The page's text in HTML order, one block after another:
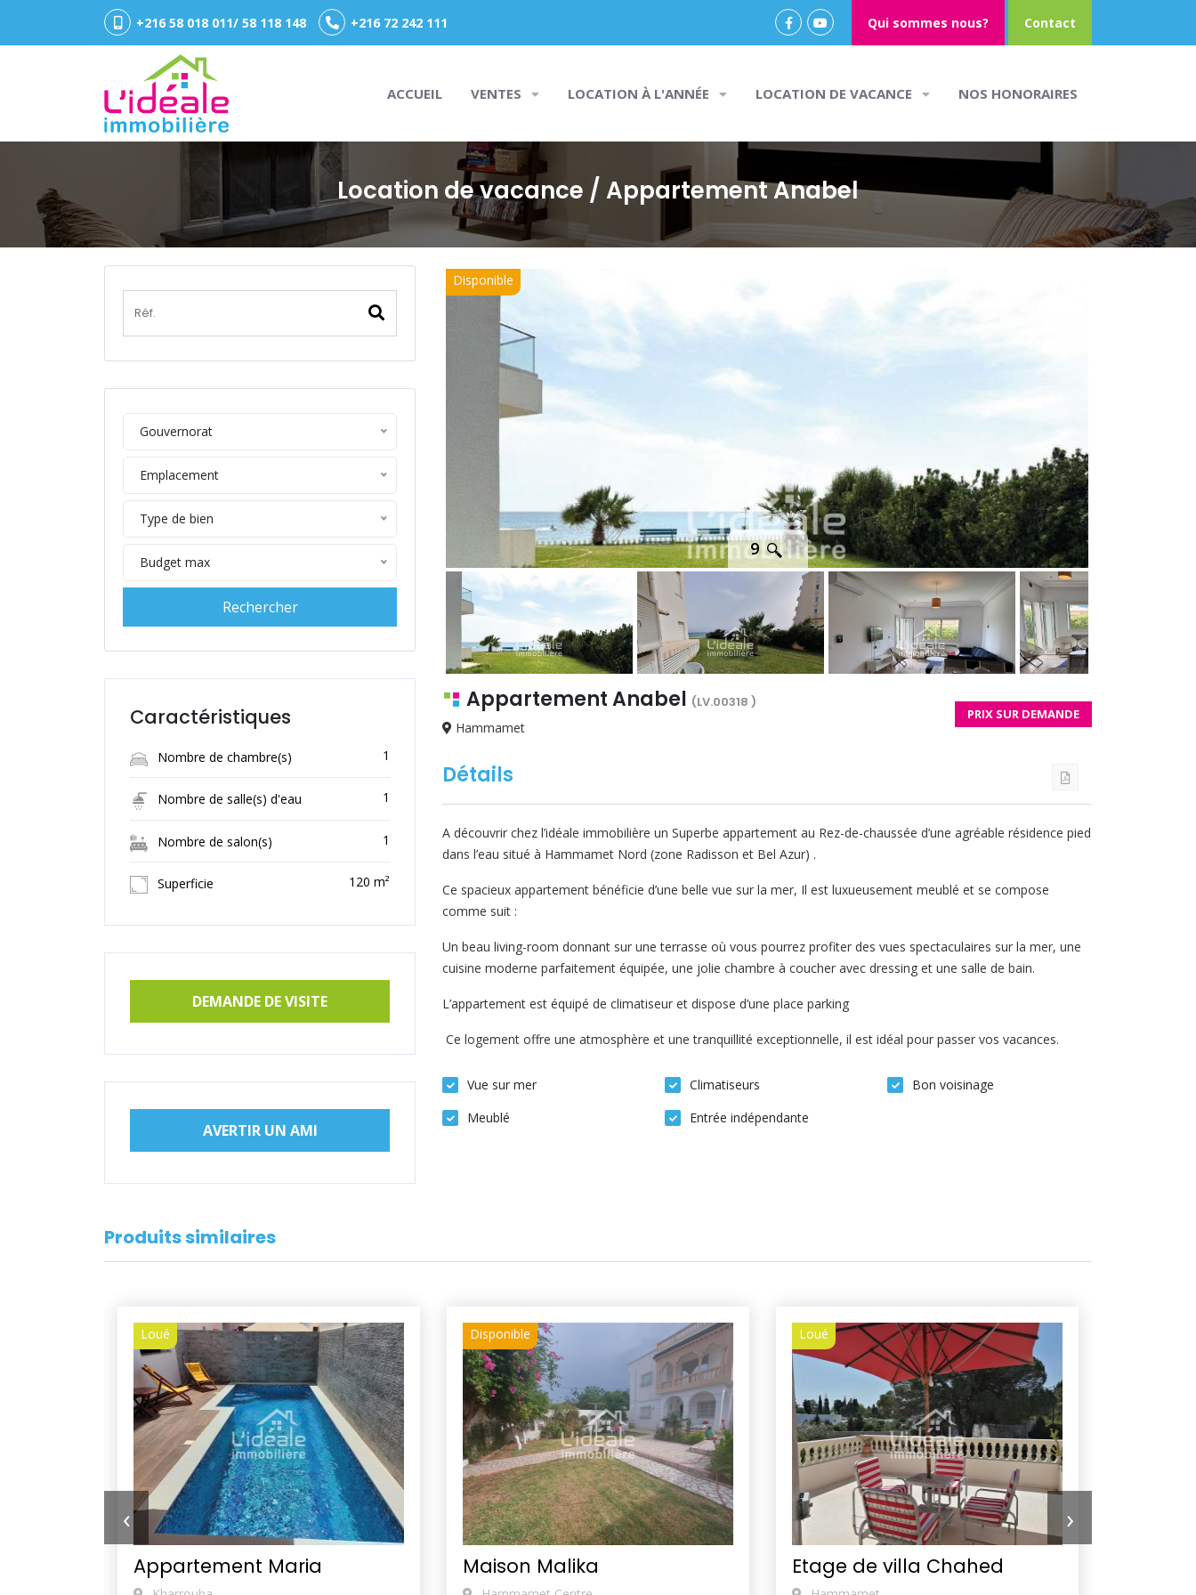
+216 58 018 011/ 58 118 148 +216 72 242 111 Qui sommes nous? Contact
ACCUEIL VENTES LOCATION À L'ANNÉE LOCATION DE VACANCE NOS HONORAIRES
Location de vacance / Appartement Anabel
Gouvernorat
Emplacement
Type de bien
Budget max
Caractéristiques
Nombre de chambre(s) 1
Nombre de salle(s) d'eau 1
Nombre de salon(s) 1
Superficie 120 m²
DEMANDE DE VISITE
AVERTIR UN AMI
Disponible
9
Appartement Anabel (LV.00318 )
Hammamet
PRIX SUR DEMANDE
Détails
A découvrir chez l’idéale immobilière un Superbe appartement au Rez-de-chaussée d’une agréable résidence pied
dans l’eau situé à Hammamet Nord (zone Radisson et Bel Azur) .
Ce spacieux appartement bénéficie d’une belle vue sur la mer, Il est luxueusement meublé et se compose
comme suit :
Un beau living-room donnant sur une terrasse où vous pourrez profiter des vues spectaculaires sur la mer, une
cuisine moderne parfaitement équipée, une jolie chambre à coucher avec dressing et une salle de bain.
L’appartement est équipé de climatiseur et dispose d’une place parking
Ce logement offre une atmosphère et une tranquillité exceptionnelle, il est idéal pour passer vos vacances.
Vue sur mer
Meublé
Climatiseurs
Entrée indépendante
Bon voisinage
Produits similaires
Loué
Appartement Maria
Disponible
Maison Malika
Loué
Etage de villa Chahed
‹ ›